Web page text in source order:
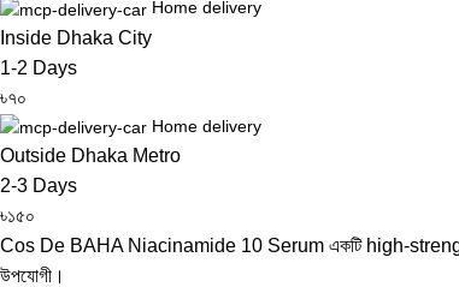
Home delivery
Inside Dhaka City
1-2 Days
৳৭০
Home delivery
Outside Dhaka Metro
2-3 Days
৳১৫০
Cos De BAHA Niacinamide 10 Serum একটি high-strength
উপযোগী।